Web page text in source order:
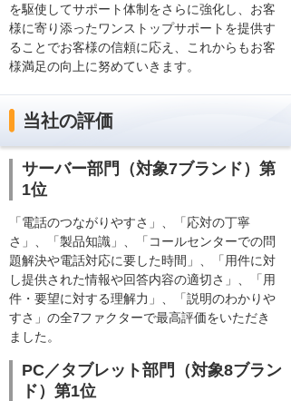
を駆使してサポート体制をさらに強化し、お客
様に寄り添ったワンストップサポートを提供す
ることでお客様の信頼に応え、これからもお客
様満足の向上に努めていきます。
当社の評価
サーバー部門（対象7ブランド）第
1位
「電話のつながりやすさ」、「応対の丁寧
さ」、「製品知識」、「コールセンターでの問
題解決や電話対応に要した時間」、「用件に対
し提供された情報や回答内容の適切さ」、「用
件・要望に対する理解力」、「説明のわかりや
すさ」の全7ファクターで最高評価をいただき
ました。
PC／タブレット部門（対象8ブラン
ド）第1位